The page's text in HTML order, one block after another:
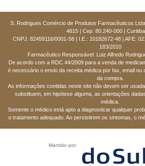
S. Rodrigues Comércio de Produtos Farmacêuticos
4615 | Cep: 80.240-000 |
CNPJ: 82459116/0001-58 | I.E.: 10182672-48 | AFE:
183/2010
Farmacêutico Responsável: Luiz Alfredo
De acordo com a RDC 44/2009 para a venda de
é necessário o envio da receita médica por fax, email ou
da compra.
As informações contidas neste site não devem ser
substituem, em hipótese alguma, as orientações
médica.
Somente o médico está apto a diagnosticar qualquer
o tratamento adequado. Ao persistirem os sintomas, o
Mantido por: